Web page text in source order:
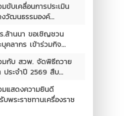
ขับเคลื่อนการประเมิน
งวัฒนธรรมองค์...
.ล้านนา ขอเชิญชวน
คลากร เข้าร่วมกิจ...
มกับ สวพ. จัดพิธีถวาย
ประจำปี 2569 สืบ...
แสดงความยินดี
บพระราชทานเครื่องราช